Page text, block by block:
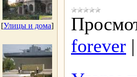
[Улицы и дома]
forever